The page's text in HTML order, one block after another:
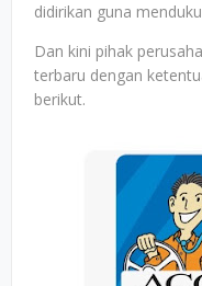
didirikan guna
Dan kini pihak
terbaru dengan
berikut.